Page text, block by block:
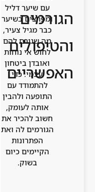
הגורמים
והטיפולים
האפשריים
עם שיער דליל
ומפרצים בשיער
כבר מגיל צעיר,
מה שגורם להם
לחוש אי נוחות
ואובדן ביטחון
עצמי. כדי
להתמודד עם
התופעה ולהבין
אותה לעומק,
חשוב להכיר את
הגורמים לה ואת
הפתרונות
הקיימים כיום
בשוק.